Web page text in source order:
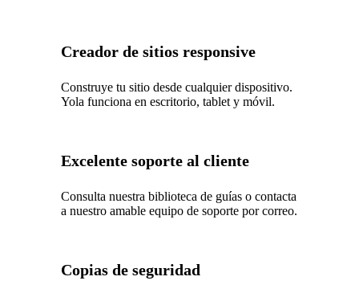
Creador de sitios responsive
Construye tu sitio desde cualquier dispositivo.
Yola funciona en escritorio, tablet y móvil.
Excelente soporte al cliente
Consulta nuestra biblioteca de guías o contacta
a nuestro amable equipo de soporte por correo.
Copias de seguridad